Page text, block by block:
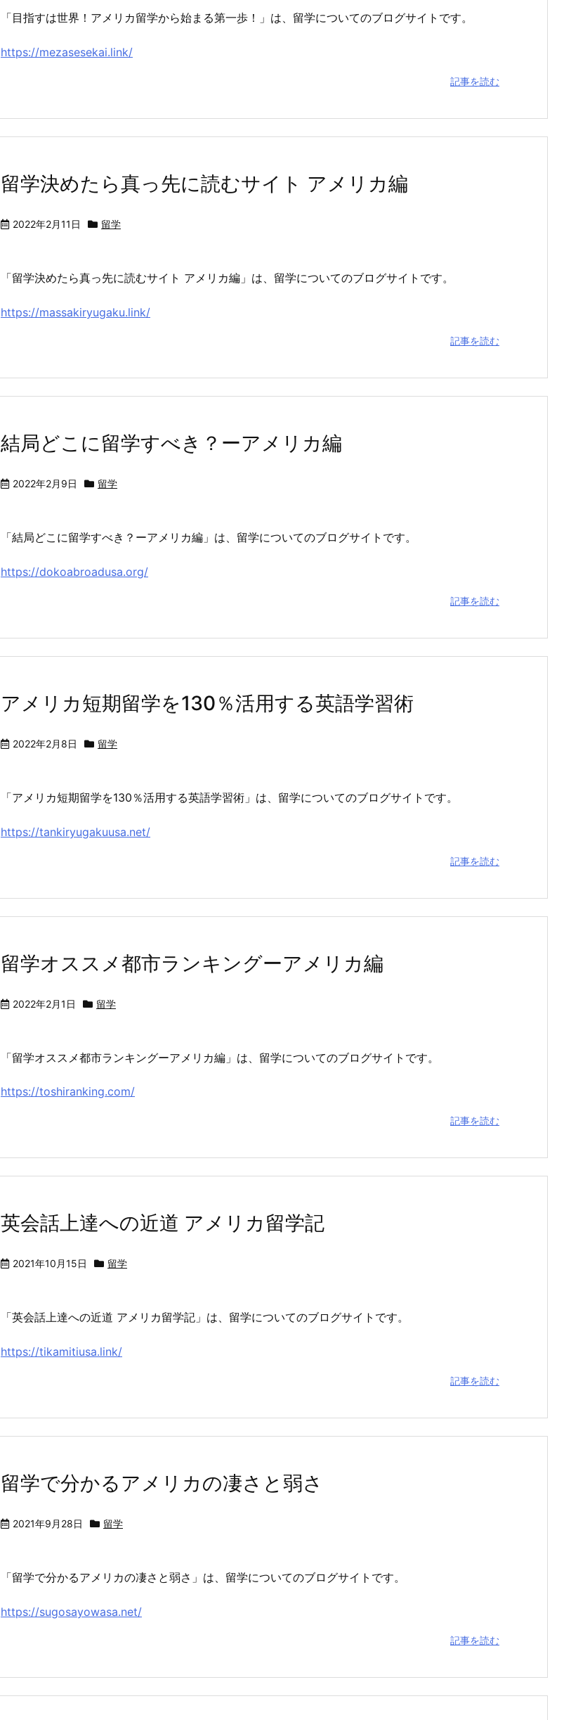
「目指すは世界！アメリカ留学から始まる第一歩！」は、留学についてのブログサイトです。
https://mezasesekai.link/
記事を読む
留学決めたら真っ先に読むサイト アメリカ編
2022年2月11日 留学
「留学決めたら真っ先に読むサイト アメリカ編」は、留学についてのブログサイトです。
https://massakiryugaku.link/
記事を読む
結局どこに留学すべき？ーアメリカ編
2022年2月9日 留学
「結局どこに留学すべき？ーアメリカ編」は、留学についてのブログサイトです。
https://dokoabroadusa.org/
記事を読む
アメリカ短期留学を130％活用する英語学習術
2022年2月8日 留学
「アメリカ短期留学を130％活用する英語学習術」は、留学についてのブログサイトです。
https://tankiryugakuusa.net/
記事を読む
留学オススメ都市ランキングーアメリカ編
2022年2月1日 留学
「留学オススメ都市ランキングーアメリカ編」は、留学についてのブログサイトです。
https://toshiranking.com/
記事を読む
英会話上達への近道 アメリカ留学記
2021年10月15日 留学
「英会話上達への近道 アメリカ留学記」は、留学についてのブログサイトです。
https://tikamitiusa.link/
記事を読む
留学で分かるアメリカの凄さと弱さ
2021年9月28日 留学
「留学で分かるアメリカの凄さと弱さ」は、留学についてのブログサイトです。
https://sugosayowasa.net/
記事を読む